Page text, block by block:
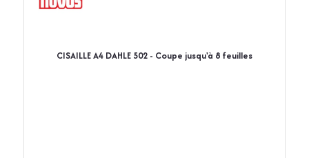
CISAILLE A4 DAHLE 502 - Coupe jusqu'à 8 feuilles